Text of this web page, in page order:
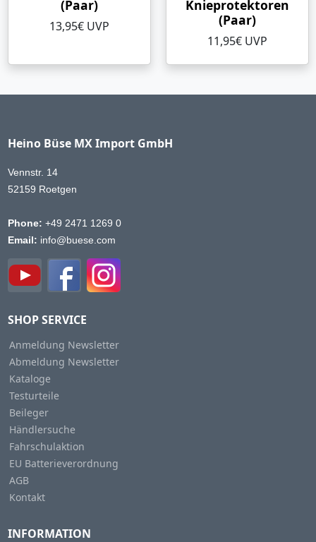
(Paar)
13,95€ UVP
Knieprotektoren
(Paar)
11,95€ UVP
Heino Büse MX Import GmbH
Vennstr. 14
52159 Roetgen
Phone: +49 2471 1269 0
Email: info@buese.com
SHOP SERVICE
Anmeldung Newsletter
Abmeldung Newsletter
Kataloge
Testurteile
Beileger
Händlersuche
Fahrschulaktion
EU Batterieverordnung
AGB
Kontakt
INFORMATION